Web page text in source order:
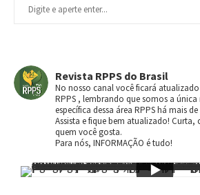
Revista RPPS do Brasil
No nosso canal você ficará
RPPS , lembrando que somos a única
específica dessa área RPPS há mais
Assista e fique bem atualizado!
quem você gosta.
Para nós, INFORMAÇÃO é tudo!